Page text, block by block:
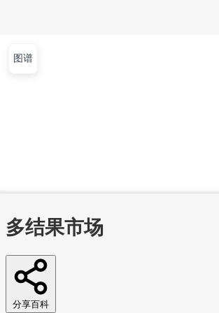
文章 视频 课程 集训营
首页文章视频
工作
图谱